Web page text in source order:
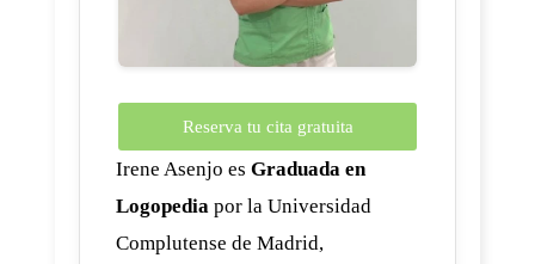
Reserva tu cita gratuita
Irene Asenjo es Graduada en
Logopedia por la Universidad
Complutense de Madrid,